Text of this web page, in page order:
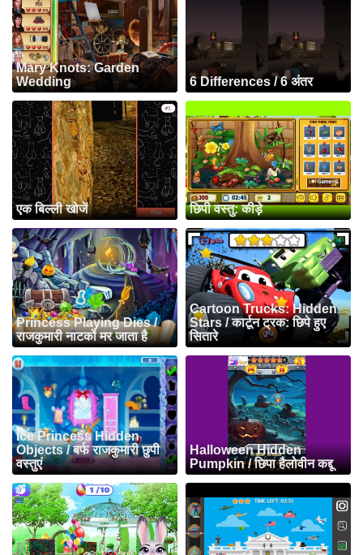
Mary Knots: Garden
Wedding
6 Differences / 6 अंतर
एक बिल्ली खोजें छिपी वस्तु: कीड़े
Princess Playing Dies /
राजकुमारी नाटकों मर जाता है
Cartoon Trucks: Hidden
Stars / कार्टून ट्रक: छिपे हुए
सितारे
Ice Princess Hidden
Objects / बर्फ राजकुमारी छुपी
वस्तुएं
Halloween Hidden
Pumpkin / छिपा हैलोवीन कद्दू